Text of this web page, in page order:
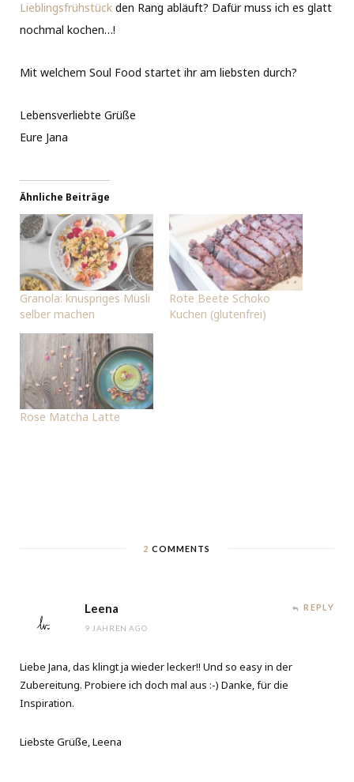
Lieblingsfrühstück den Rang abläuft? Dafür muss ich es glatt
nochmal kochen…!
Mit welchem Soul Food startet ihr am liebsten durch?
Lebensverliebte Grüße
Eure Jana
Ähnliche Beiträge
Granola: knuspriges Müsli
selber machen
Rote Beete Schoko
Kuchen (glutenfrei)
Rose Matcha Latte
2 COMMENTS
Leena
9 JAHREN AGO
REPLY
Liebe Jana, das klingt ja wieder lecker!! Und so easy in der
Zubereitung. Probiere ich doch mal aus :-) Danke, für die
Inspiration.
Liebste Grüße, Leena